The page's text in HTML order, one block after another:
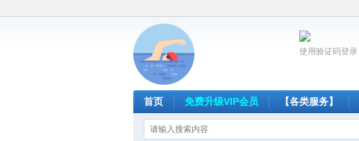
使用验证码登录
首页 免费升级VIP会员 【各类服务】